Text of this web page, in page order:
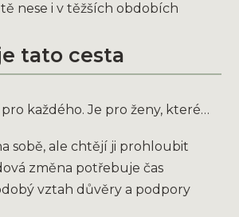
nese i v těžších obdobích
tato cesta
každého. Je pro ženy, které…
sobě, ale chtějí ji prohloubit
změna potřebuje čas
vztah důvěry a podpory